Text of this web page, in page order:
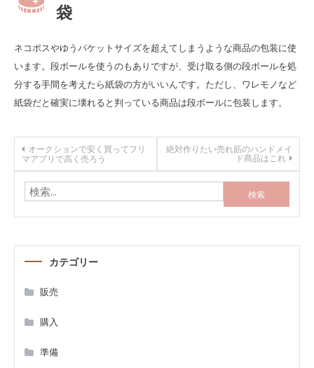
袋
ネコポスやゆうパケットサイズを超えてしまうような商品の包装に使
います。段ボールを使うのもありですが、受け取る側の段ボールを処
分する手間を考えたら紙袋の方がいいんです。ただし、ワレモノなど
紙袋だと確実に壊れると判っている商品は段ボールに包装します。
投
稿
ナ
ビ
オークションで安く買ってフリ
マアプリで高く売ろう
絶対作りたい売れ筋のハンドメイ
ド商品はこれ
索:
カテゴリー
販売
購入
準備